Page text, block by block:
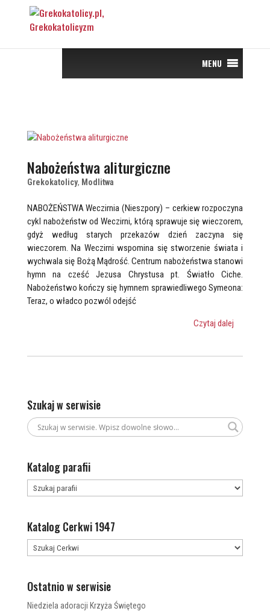
MENU
Nabożeństwa aliturgiczne
Grekokatolicy, Modlitwa
NABOŻEŃSTWA Weczirnia (Nieszpory) – cerkiew rozpoczyna
cykl nabożeństw od Weczirni, którą sprawuje się wieczorem,
gdyż według starych przekazów dzień zaczyna się
wieczorem. Na Weczirni wspomina się stworzenie świata i
wychwala się Bożą Mądrość. Centrum nabożeństwa stanowi
hymn na cześć Jezusa Chrystusa pt. Światło Ciche.
Nabożeństwo kończy się hymnem sprawiedliwego Symeona:
Teraz, o władco pozwól odejść
Czytaj dalej
Szukaj w serwisie
Katalog parafii
Katalog Cerkwi 1947
Ostatnio w serwisie
Niedziela adoracji Krzyża Świętego